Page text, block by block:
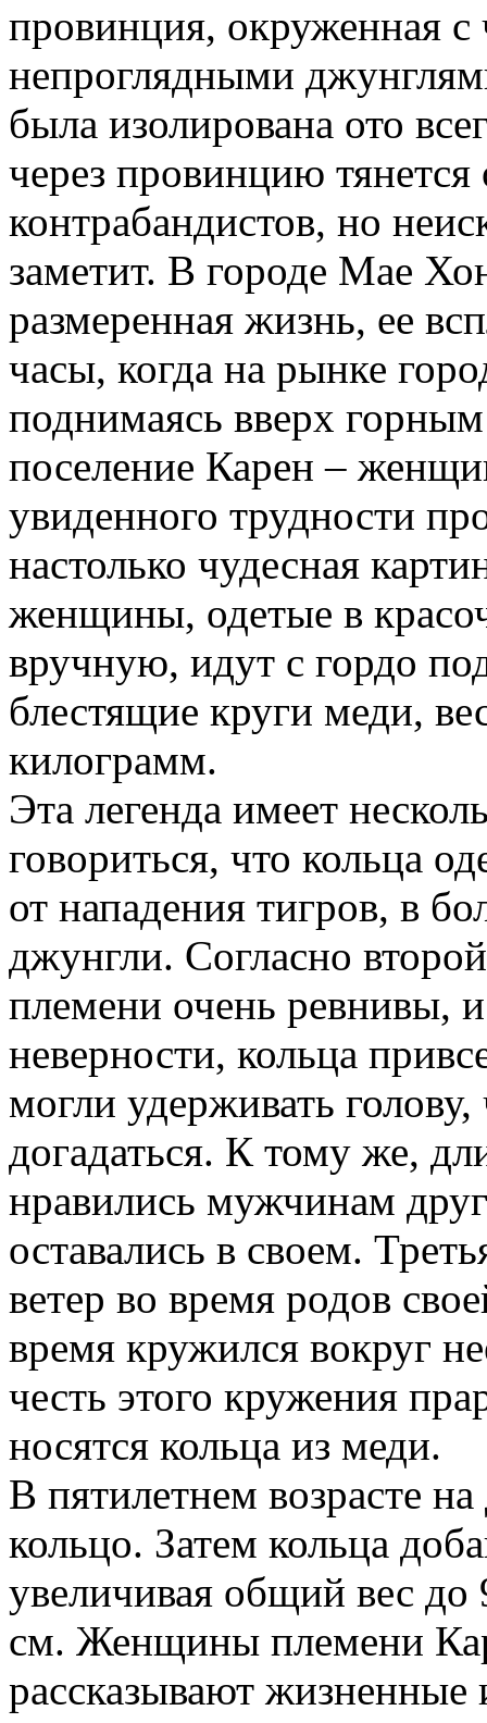
провинция, окруженная с
непроглядными
была изолирована ото
через провинцию
контрабандистов, но
заметит. В городе Мае
размеренная жизнь, ее
часы, когда на рынке
поднимаясь вверх
поселение Карен –
увиденного трудности
настолько чудесная
женщины, одетые в
вручную, идут с гордо
блестящие круги меди,
килограмм.
Эта легенда имеет
говориться, что кольца
от нападения тигров, в
джунгли. Согласно
племени очень ревнивы,
неверности, кольца
могли удерживать
догадаться. К тому же,
нравились мужчинам
оставались в своем.
ветер во время родов
время кружился вокруг
честь этого кружения
носятся кольца из меди.
В пятилетнем возрасте
кольцо. Затем кольца
увеличивая общий вес
см. Женщины племени
рассказывают жизненные